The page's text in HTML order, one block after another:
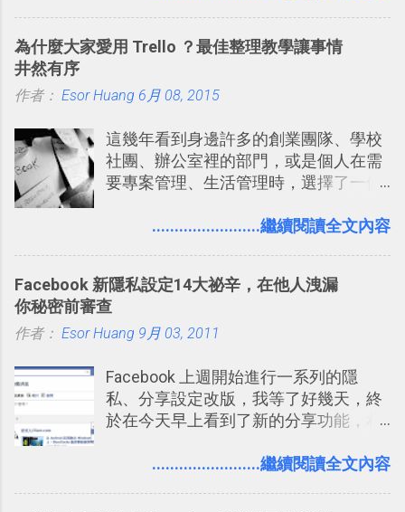
時帶來好心情，二方面事後就是最好的
享合作，讓彼此都能在手機上查看這次
片？而且最好能不花時間、立即拿到、
（或是沒有好的印表機），又不想跑照
提供了印照片的服務 ，而且價格不貴，
可以立即拿到，操作流程也十分簡單。
之前我在電腦玩物分享過：「 不需買印
方便教學 」。這篇文章則從印照片出
為什麼大家愛用 Trello ？最佳整理教學讓事情
井然有序
作者： Esor Huang 6月 08, 2015
這幾年看到身邊許多的創業團隊、學校
社團、辦公室裡的部門，或是個人在需
要專案管理、生活管理時，選擇了一個
一個什麼樣的管理工具，讓這麼多人都
念」的管理教學文章： 把 Evernote 當
作 Trello！ Kanbanote 筆記看板管理法
Google Drive 變身 Trello ！幫雲端硬碟
著 Trello ，卻還沒有在電腦玩物上寫過
一篇完整的介紹！雖然錯過了幾年前第
一時間推薦 Trello 的時機，但在這段時
澱自己的使用方法，歸納出「 為什麼值
........................繼續閱讀全文內容
Facebook 新隱私設定14大祕辛，在他人洩漏
你秘密前審查
作者： Esor Huang 9月 03, 2011
Facebook 上週開始進行一系列的隱
私、分享設定改版，我等了好幾天，終
於在今天早上看到了新的分享功能，相
用新版的分享功能與隱私設定。 嚴格來
........................繼續閱讀全文內容